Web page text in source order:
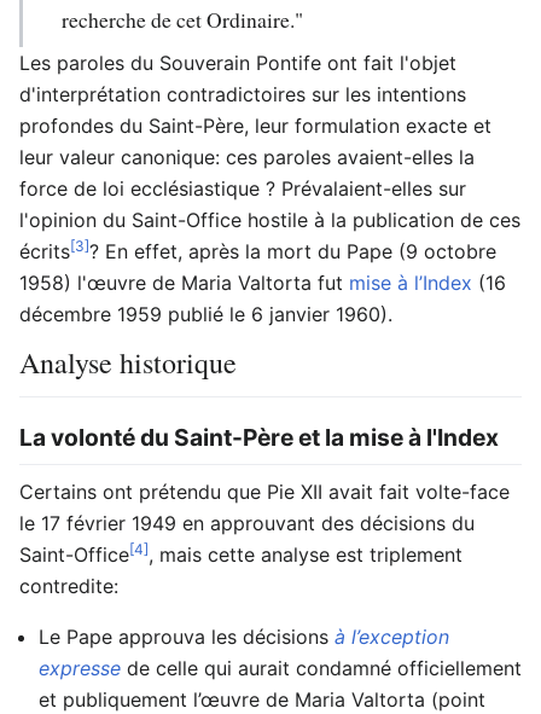
recherche de cet Ordinaire."
Les paroles du Souverain Pontife ont fait l'objet
d'interprétation contradictoires sur les intentions
profondes du Saint-Père, leur formulation exacte et
leur valeur canonique: ces paroles avaient-elles la
force de loi ecclésiastique ? Prévalaient-elles sur
l'opinion du Saint-Office hostile à la publication de ces
écrits[3]? En effet, après la mort du Pape (9 octobre
1958) l'œuvre de Maria Valtorta fut mise à l’Index (16
décembre 1959 publié le 6 janvier 1960).
Analyse historique
La volonté du Saint-Père et la mise à l'Index
Certains ont prétendu que Pie XII avait fait volte-face
le 17 février 1949 en approuvant des décisions du
Saint-Office[4], mais cette analyse est triplement
contredite:
Le Pape approuva les décisions à l’exception
expresse de celle qui aurait condamné officiellement
et publiquement l’œuvre de Maria Valtorta (point